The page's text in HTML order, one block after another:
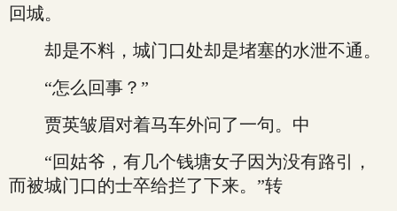
回城。
却是不料，城门口处却是堵塞的水泄不通。
“怎么回事？”
贾英皱眉对着马车外问了一句。中
“回姑爷，有几个钱塘女子因为没有路引，
而被城门口的士卒给拦了下来。”转